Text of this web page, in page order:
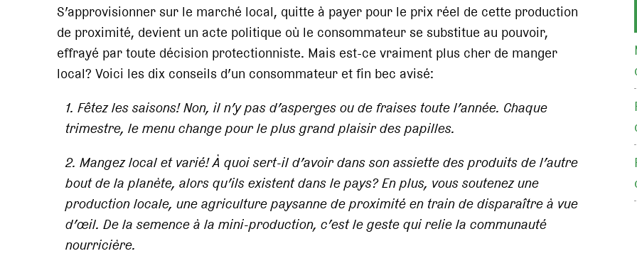
S’approvisionner sur le marché local, quitte à payer pour le prix réel de cette production
de proximité, devient un acte politique où le consommateur se substitue au pouvoir,
effrayé par toute décision protectionniste. Mais est-ce vraiment plus cher de manger
local? Voici les dix conseils d’un consommateur et fin bec avisé:
1. Fêtez les saisons! Non, il n’y pas d’asperges ou de fraises toute l’année. Chaque
trimestre, le menu change pour le plus grand plaisir des papilles.
2. Mangez local et varié! À quoi sert-il d’avoir dans son assiette des produits de l’autre
bout de la planète, alors qu’ils existent dans le pays? En plus, vous soutenez une
production locale, une agriculture paysanne de proximité en train de disparaître à vue
d’œil. De la semence à la mini-production, c’est le geste qui relie la communauté
nourricière.